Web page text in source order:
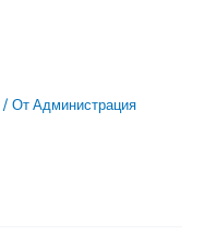
/ От Администрация